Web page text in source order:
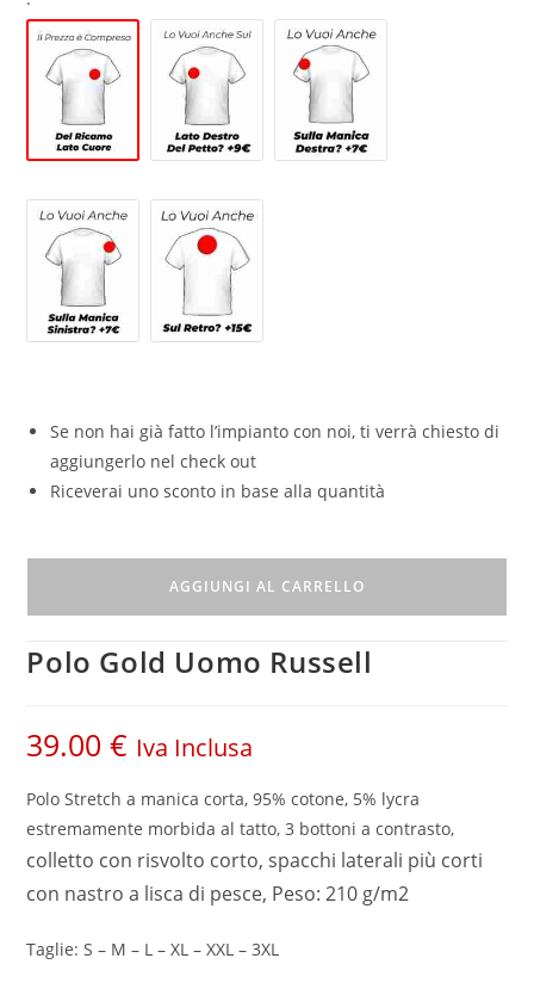
Se non hai già fatto l’impianto con noi, ti verrà chiesto di
aggiungerlo nel check out
Riceverai uno sconto in base alla quantità
AGGIUNGI AL CARRELLO
Polo Gold Uomo Russell
39.00€ Iva Inclusa
Polo Stretch a manica corta, 95% cotone, 5% lycra
estremamente morbida al tatto, 3 bottoni a contrasto,
colletto con risvolto corto, spacchi laterali più corti
con nastro a lisca di pesce, Peso: 210 g/m2
Taglie: S – M – L – XL – XXL – 3XL